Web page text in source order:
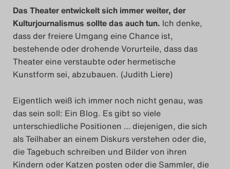
Das Theatertreffen-Blog
2019
Das Theatertreffen-Blog
2020
Das Theatertreffen-Blog
2021
Das Theatertreffen-Blog
2022
Das Theater entwickelt sich immer weiter, der
Kulturjournalismus sollte das auch tun. Ich denke,
dass der freiere Umgang eine Chance ist,
bestehende oder drohende Vorurteile, dass das
Theater eine verstaubte oder hermetische
Kunstform sei, abzubauen. (Judith Liere)
Eigentlich weiß ich immer noch nicht genau, was
das sein soll: Ein Blog. Es gibt so viele
unterschiedliche Positionen … diejenigen, die sich
als Teilhaber an einem Diskurs verstehen oder die,
die Tagebuch schreiben und Bilder von ihren
Kindern oder Katzen posten oder die Sammler, die